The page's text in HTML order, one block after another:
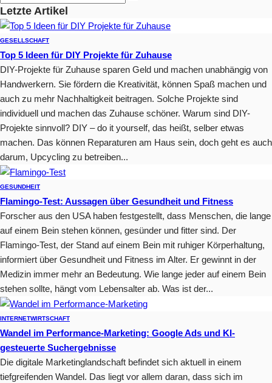
Letzte Artikel
GESELLSCHAFT
Top 5 Ideen für DIY Projekte für Zuhause
DIY-Projekte für Zuhause sparen Geld und machen unabhängig von
Handwerkern. Sie fördern die Kreativität, können Spaß machen und
auch zu mehr Nachhaltigkeit beitragen. Solche Projekte sind
individuell und machen das Zuhause schöner. Warum sind DIY-
Projekte sinnvoll? DIY – do it yourself, das heißt, selber etwas
machen. Das können Reparaturen am Haus sein, doch geht es auch
darum, Upcycling zu betreiben...
GESUNDHEIT
Flamingo-Test: Aussagen über Gesundheit und Fitness
Forscher aus den USA haben festgestellt, dass Menschen, die lange
auf einem Bein stehen können, gesünder und fitter sind. Der
Flamingo-Test, der Stand auf einem Bein mit ruhiger Körperhaltung,
informiert über Gesundheit und Fitness im Alter. Er gewinnt in der
Medizin immer mehr an Bedeutung. Wie lange jeder auf einem Bein
stehen sollte, hängt vom Lebensalter ab. Was ist der...
INTERNETWIRTSCHAFT
Wandel im Performance-Marketing: Google Ads und KI-
gesteuerte Suchergebnisse
Die digitale Marketinglandschaft befindet sich aktuell in einem
tiefgreifenden Wandel. Das liegt vor allem daran, dass sich im